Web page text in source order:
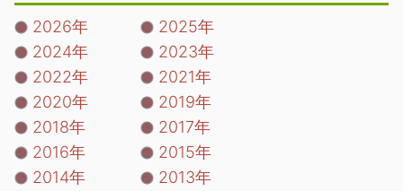
2026年
2025年
2024年
2023年
2022年
2021年
2020年
2019年
2018年
2017年
2016年
2015年
2014年
2013年